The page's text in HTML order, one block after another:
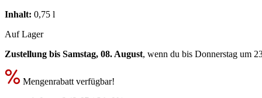
Inhalt: 0,75 l
Auf Lager
Zustellung bis Samstag, 08. August, wenn du bis Donnerstag um
Mengenrabatt verfügbar!